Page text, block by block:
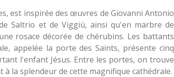
est inspirée des œuvres de Giovanni Antonio
Saltrio et de Viggiù, ainsi qu'en marbre de
rosace décorée de chérubins. Les battants
appelée la porte des Saints, présente cinq
l'enfant Jésus. Entre les portes, on trouve
la splendeur de cette magnifique cathédrale.